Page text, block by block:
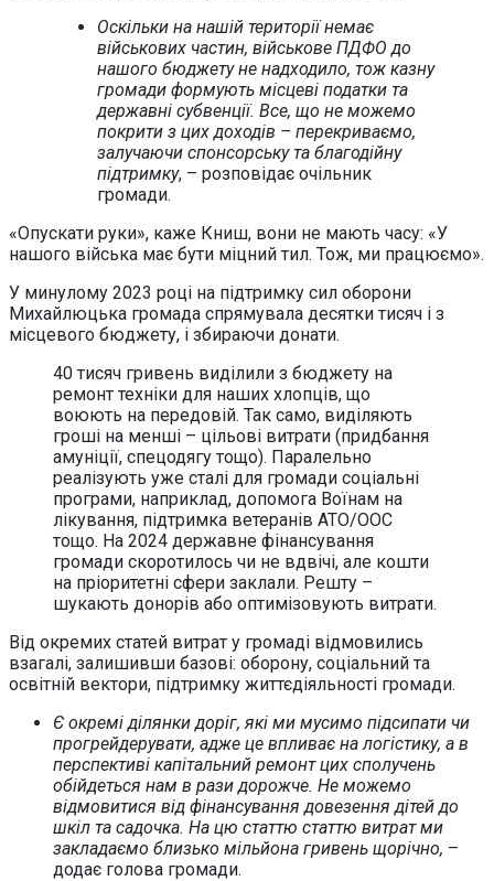
Оскільки на нашій території немає
військових частин, військове ПДФО до
нашого бюджету не надходило, тож казну
громади формують місцеві податки та
державні субвенції. Все, що не можемо
покрити з цих доходів – перекриваємо,
залучаючи спонсорську та благодійну
підтримку, – розповідає очільник
громади.
«Опускати руки», каже Книш, вони не мають часу: «У
нашого війська має бути міцний тил. Тож, ми працюємо».
У минулому 2023 році на підтримку сил оборони
Михайлюцька громада спрямувала десятки тисяч і з
місцевого бюджету, і збираючи донати.
40 тисяч гривень виділили з бюджету на
ремонт техніки для наших хлопців, що
воюють на передовій. Так само, виділяють
гроші на менші – цільові витрати (придбання
амуніції, спецодягу тощо). Паралельно
реалізують уже сталі для громади соціальні
програми, наприклад, допомога Воїнам на
лікування, підтримка ветеранів АТО/ООС
тощо. На 2024 державне фінансування
громади скоротилось чи не вдвічі, але кошти
на пріоритетні сфери заклали. Решту –
шукають донорів або оптимізовують витрати.
Від окремих статей витрат у громаді відмовились
взагалі, залишивши базові: оборону, соціальний та
освітній вектори, підтримку життєдіяльності громади.
Є окремі ділянки доріг, які ми мусимо підсипати чи
прогрейдерувати, адже це впливає на логістику, а в
перспективі капітальний ремонт цих сполучень
обійдеться нам в рази дорожче. Не можемо
відмовитися від фінансування довезення дітей до
шкіл та садочка. На цю статтю статтю витрат ми
закладаємо близько мільйона гривень щорічно, –
додає голова громади.